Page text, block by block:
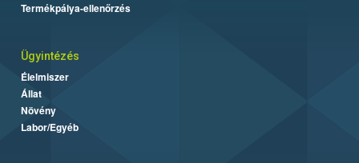
Termékpálya-ellenőrzés
Ügyintézés
Élelmiszer
Állat
Növény
Labor/Egyéb